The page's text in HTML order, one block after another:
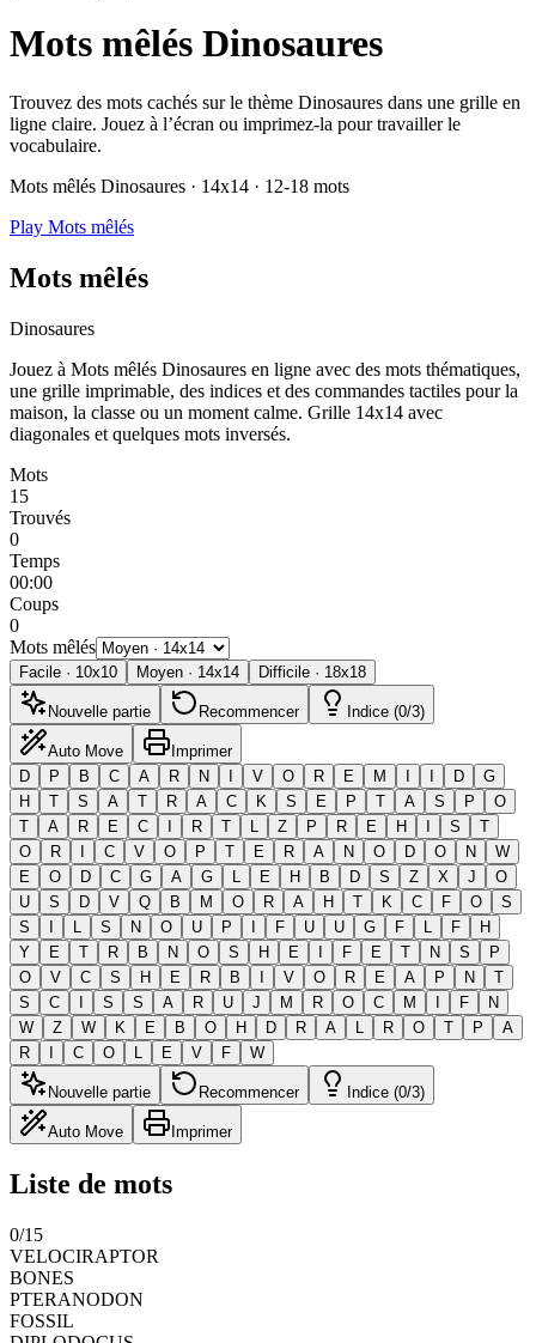
Mots mêlés Dinosaures
Trouvez des mots cachés sur le thème Dinosaures dans une grille en
ligne claire. Jouez à l’écran ou imprimez-la pour travailler le
vocabulaire.
Mots mêlés Dinosaures · 14x14 · 12-18 mots
Play Mots mêlés
Mots mêlés
Dinosaures
Jouez à Mots mêlés Dinosaures en ligne avec des mots thématiques,
une grille imprimable, des indices et des commandes tactiles pour la
maison, la classe ou un moment calme. Grille 14x14 avec
diagonales et quelques mots inversés.
Mots
15
Trouvés
0
Temps
00:00
Coups
0
Mots mêlés
Facile · 10x10 Moyen · 14x14 Difficile · 18x18
Nouvelle partie Recommencer Indice (0/3)
Auto Move
Imprimer
D
P B C A R N I V O R E M I I D
G
H
T S A T R A C K S E P T A S P
O
T
A R E C I R T L Z P R E H I S
T
O
R I C V O P T E R A N O D O N
W
E
O D C G A G L E H B D S Z X J
O
U
S D V Q B M O R A H T K C F O
S
S
I L S N O U P I F U U G F L F
H
Y
E T R B N O S H E I F E T N S
P
O
V C S H E R B I V O R E A P N
T
S
C I S S A R U J M R O C M I F
N
W
Z W K E B O H D R A L R O T P
A
R
I C O L E V F W
Nouvelle partie Recommencer Indice (0/3)
Auto Move Imprimer
Liste de mots
0/15
VELOCIRAPTOR
BONES
PTERANODON
FOSSIL